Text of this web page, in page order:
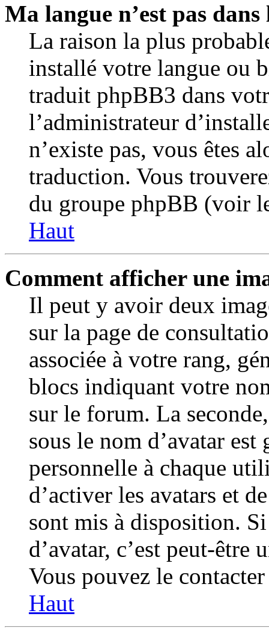
Ma langue n’est pas
La raison la plus
installé votre langue ou
traduit phpBB3 dans
l’administrateur
n’existe pas, vous êtes
traduction. Vous
du groupe phpBB (voir
Haut
Comment afficher une
Il peut y avoir deux
sur la page de
associée à votre rang,
blocs indiquant votre
sur le forum. La
sous le nom d’avatar
personnelle à chaque
d’activer les avatars et
sont mis à disposition.
d’avatar, c’est peut-être
Vous pouvez le
Haut